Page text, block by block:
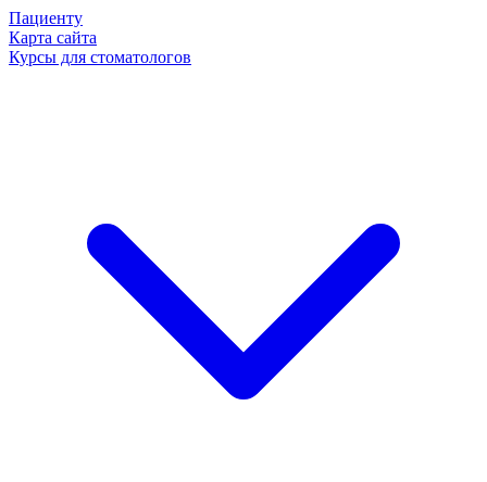
Пациенту
Карта сайта
Курсы для стоматологов